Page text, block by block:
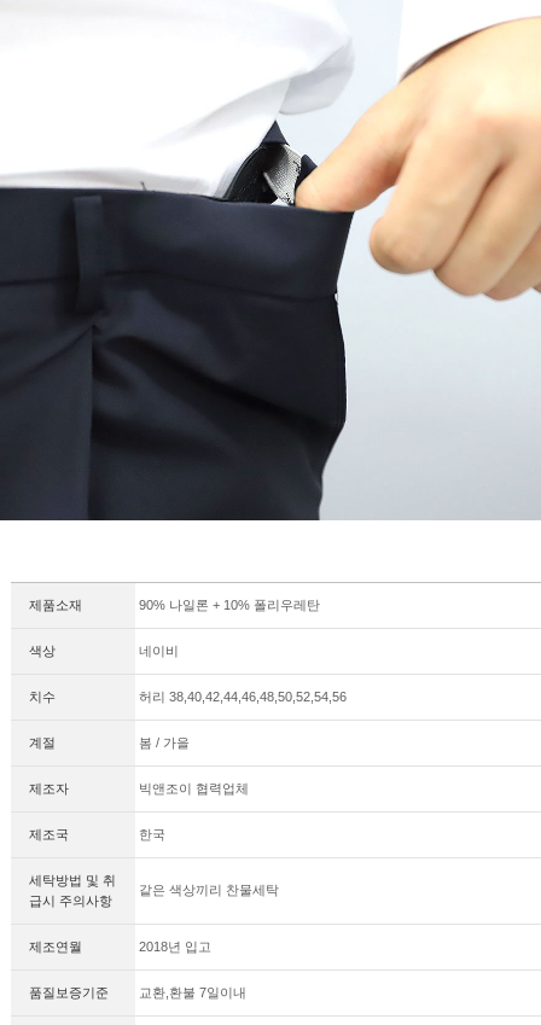
제품소재 90% 나일론 + 10% 폴리우레탄
색상 네이비
치수 허리 38,40,42,44,46,48,50,52,54,56
계절 봄 / 가을
제조자 빅앤조이 협력업체
제조국 한국
세탁방법 및 취
급시 주의사항
같은 색상끼리 찬물세탁
제조연월 2018년 입고
품질보증기준 교환,환불 7일이내